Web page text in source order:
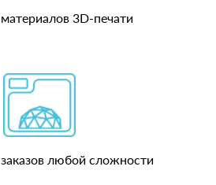
3D-печати
любой сложности